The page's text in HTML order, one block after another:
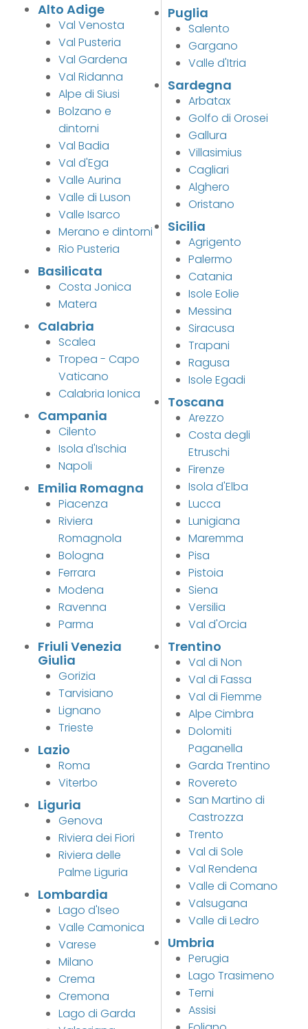
Alto Adige
Val Venosta
Val Pusteria
Val Gardena
Val Ridanna
Alpe di Siusi
Bolzano e
dintorni
Val Badia
Val d'Ega
Valle Aurina
Valle di Luson
Valle Isarco
Merano e dintorni
Rio Pusteria
Basilicata
Costa Jonica
Matera
Calabria
Scalea
Tropea - Capo
Vaticano
Calabria Ionica
Campania
Cilento
Isola d'Ischia
Napoli
Emilia Romagna
Piacenza
Riviera
Romagnola
Bologna
Ferrara
Modena
Ravenna
Parma
Friuli Venezia
Giulia
Gorizia
Tarvisiano
Lignano
Trieste
Lazio
Roma
Viterbo
Liguria
Genova
Riviera dei Fiori
Riviera delle
Palme Liguria
Lombardia
Lago d'Iseo
Valle Camonica
Varese
Milano
Crema
Cremona
Lago di Garda
Puglia
Salento
Gargano
Valle d'Itria
Sardegna
Arbatax
Golfo di Orosei
Gallura
Villasimius
Cagliari
Alghero
Oristano
Sicilia
Agrigento
Palermo
Catania
Isole Eolie
Messina
Siracusa
Trapani
Ragusa
Isole Egadi
Toscana
Arezzo
Costa degli
Etruschi
Firenze
Isola d'Elba
Lucca
Lunigiana
Maremma
Pisa
Pistoia
Siena
Versilia
Val d'Orcia
Trentino
Val di Non
Val di Fassa
Val di Fiemme
Alpe Cimbra
Dolomiti
Paganella
Garda Trentino
Rovereto
San Martino di
Castrozza
Trento
Val di Sole
Val Rendena
Valle di Comano
Valsugana
Valle di Ledro
Umbria
Perugia
Lago Trasimeno
Terni
Assisi